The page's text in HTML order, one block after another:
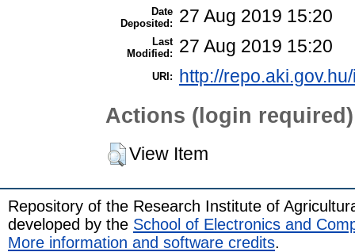
Date
Deposited:
27 Aug 2019 15:20
Last
Modified:
27 Aug 2019 15:20
URI: http://
Actions (login required)
View Item
Repository of the Research Institute of
developed by the School of Electronics and
More information and software credits.